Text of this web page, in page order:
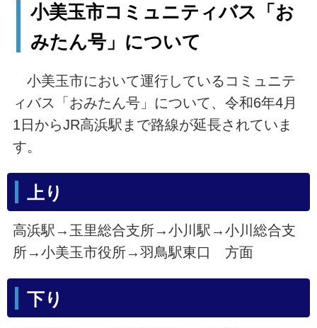
小美玉市コミュニティバス「お
みたん号」について
小美玉市において運行しているコミュニテ
ィバス「おみたん号」について、令和6年4月
1日からJR高浜駅まで路線が延長されていま
す。
上り
高浜駅→玉里総合支所→小川駅→小川総合支
所→小美玉市役所→羽鳥駅東口 方面
下り